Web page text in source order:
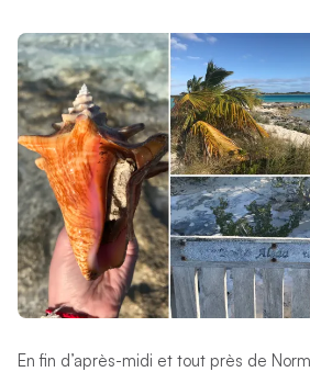
En fin d’après-midi et tout près de